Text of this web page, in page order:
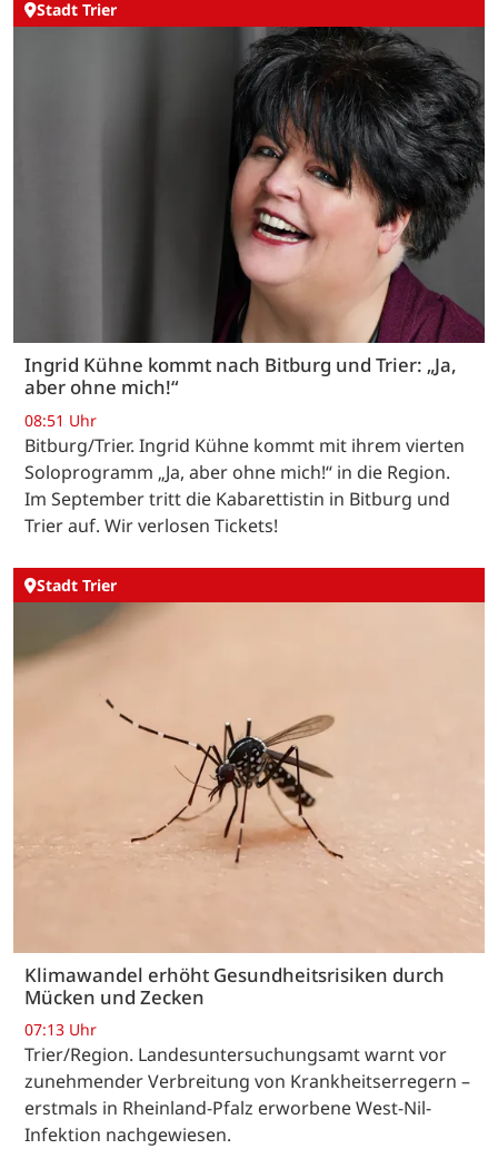
Stadt Trier
Ingrid Kühne kommt nach Bitburg und Trier: „Ja,
aber ohne mich!“
08:51 Uhr
Bitburg/Trier. Ingrid Kühne kommt mit ihrem vierten
Soloprogramm „Ja, aber ohne mich!“ in die Region.
Im September tritt die Kabarettistin in Bitburg und
Trier auf. Wir verlosen Tickets!
Stadt Trier
Klimawandel erhöht Gesundheitsrisiken durch
Mücken und Zecken
07:13 Uhr
Trier/Region. Landesuntersuchungsamt warnt vor
zunehmender Verbreitung von Krankheitserregern –
erstmals in Rheinland-Pfalz erworbene West-Nil-
Infektion nachgewiesen.